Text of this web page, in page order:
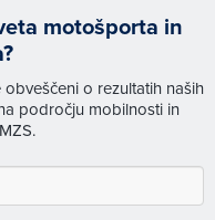
motošporta in
o rezultatih naših
področju mobilnosti in